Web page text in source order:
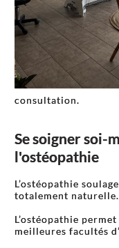
consultation.
Se soigner soi-
l'ostéopathie
L’ostéopathie
totalement naturelle.
L’ostéopathie
meilleures facultés